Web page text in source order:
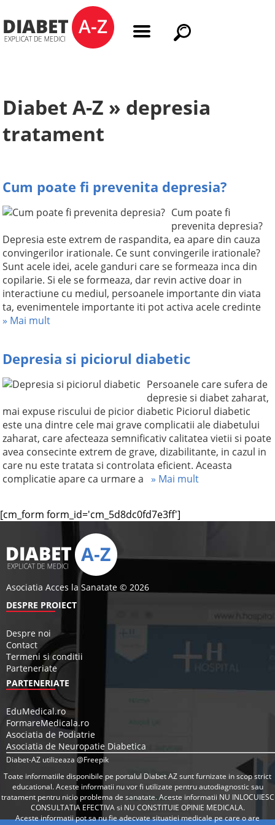
Diabet A-Z » depresia
tratament
Cum poate fi prevenita depresia?
Cum poate fi
prevenita depresia?
Depresia este extrem de raspandita, ea apare din cauza
convingerilor irationale. Ce sunt convingerile irationale?
Sunt acele idei, acele ganduri care se formeaza inca din
copilarie. Si ele se formeaza, dar revin active doar in
interactiune cu mediul, persoanele importante din viata
ta, evenimentele importante iti pot activa acele credinte
» Mai mult
Depresia si piciorul diabetic
Persoanele care sufera de
depresie si diabet zaharat,
mai expuse riscului de picior diabetic Piciorul diabetic
este una dintre cele mai grave complicatii ale diabetului
zaharat, care afecteaza semnificativ calitatea vietii si poate
avea consecinte extrem de grave, dizabilitante, in cazul in
care nu este tratata si controlata eficient. Aceasta
complicatie apare ca urmare a » Mai mult
[cm_form form_id='cm_5d8dc0fd7e3ff']
Asociatia Acces la Sanatate © 2026
DESPRE PROIECT
Despre noi
Contact
Termeni si conditii
Parteneriate
PARTENERIATE
EduMedical.ro
FormareMedicala.ro
Asociatia de Podiatrie
Asociatia de Neuropatie Diabetica
Diabet-AZ utilizeaza @Freepik
Toate informatiile disponibile pe portalul Diabet AZ sunt furnizate in scop strict
educational. Aceste informatii nu vor fi utilizate pentru autodiagnostic sau
tratament pentru nicio problema de sanatate. Aceste informatii NU INLOCUIESC
CONSULTATIA EFECTIVA si NU CONSTITUIE OPINIE MEDICALA.
Aceste informatii pot sa nu fie adecvate situatiei medicale pe care o are